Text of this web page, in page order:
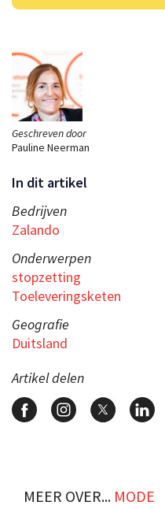
Geschreven door
Pauline Neerman
In dit artikel
Bedrijven
Zalando
Onderwerpen
stopzetting
Toeleveringsketen
Geografie
Duitsland
Artikel delen
MEER OVER... MODE